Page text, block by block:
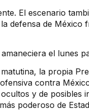
El escenario
defensa de
el lunes
la propia
contra
y de posibles
poderoso de